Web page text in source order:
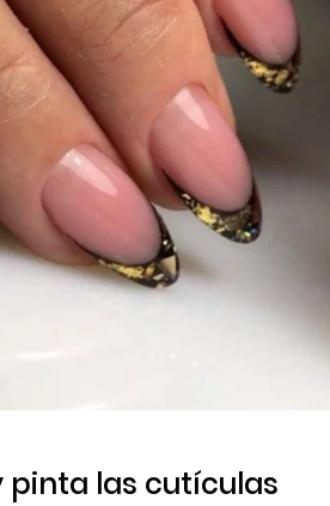
pinta las cutículas